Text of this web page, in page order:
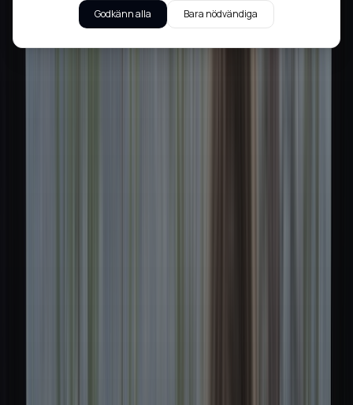
Godkänn alla Bara nödvändiga